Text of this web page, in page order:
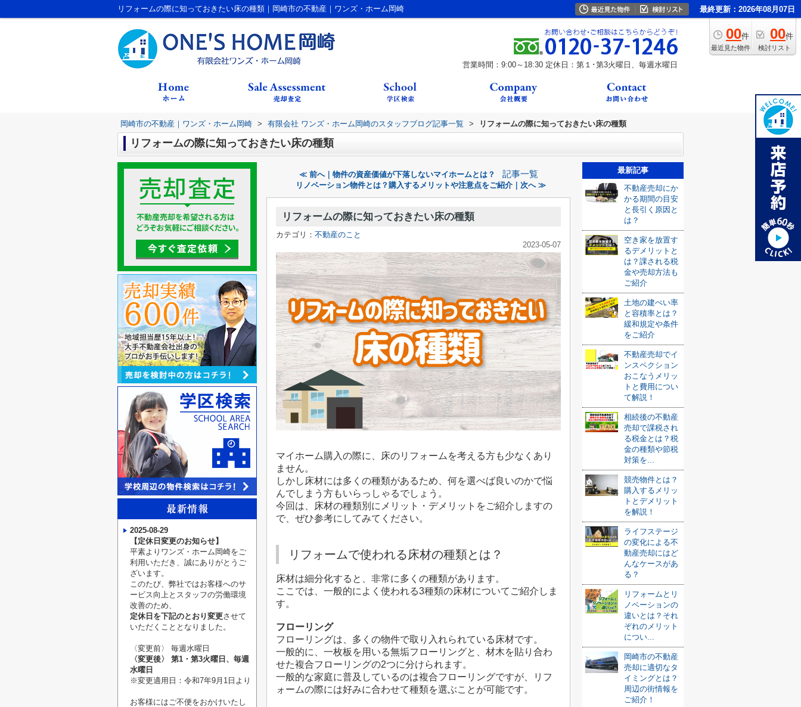
リフォームの際に知っておきたい床の種類｜岡崎市の不動産｜ワンズ・ホーム岡崎 最終更新：2026年08月07日
00件
最近見た物件
00件
検討リスト
営業時間：9:00～18:30 定休日：第１･第3火曜日、毎週水曜日
岡崎市の不動産｜ワンズ・ホーム岡崎 > 有限会社 ワンズ・ホーム岡崎のスタッフブログ記事一覧 > リフォームの際に知っておきたい床の種類
リフォームの際に知っておきたい床の種類
≪ 前へ｜物件の資産価値が下落しないマイホームとは？ 記事一覧
リノベーション物件とは？購入するメリットや注意点をご紹介｜次へ ≫
リフォームの際に知っておきたい床の種類
カテゴリ： 不動産のこと
2023-05-07
マイホーム購入の際に、床のリフォームを考える方も少なくあり
ません。
しかし床材には多くの種類があるため、何を選べば良いのかで悩
んでしまう方もいらっしゃるでしょう。
今回は、床材の種類別にメリット・デメリットをご紹介しますの
で、ぜひ参考にしてみてください。
リフォームで使われる床材の種類とは？
床材は細分化すると、非常に多くの種類があります。
ここでは、一般的によく使われる3種類の床材についてご紹介しま
す。
フローリング
フローリングは、多くの物件で取り入れられている床材です。
一般的に、一枚板を用いる無垢フローリングと、材木を貼り合わ
せた複合フローリングの2つに分けられます。
一般的な家庭に普及しているのは複合フローリングですが、リフ
ォームの際には好みに合わせて種類を選ぶことが可能です。
最新記事
不動産売却にか
かる期間の目安
と長引く原因と
は？
空き家を放置す
るデメリットと
は？課される税
金や売却方法も
ご紹介
土地の建ぺい率
と容積率とは？
緩和規定や条件
をご紹介
不動産売却でイ
ンスペクション
おこなうメリッ
トと費用につい
て解説！
相続後の不動産
売却で課税され
る税金とは？税
金の種類や節税
対策を...
競売物件とは？
購入するメリッ
トとデメリット
を解説！
ライフステージ
の変化による不
動産売却にはど
んなケースがあ
る？
リフォームとリ
ノベーションの
違いとは？それ
ぞれのメリット
につい...
岡崎市の不動産
売却に適切なタ
イミングとは？
周辺の街情報を
ご紹介！
2025-08-29
【定休日変更のお知らせ】
平素よりワンズ・ホーム岡崎をご
利用いただき、誠にありがとうご
ざいます。
このたび、弊社ではお客様へのサ
ービス向上とスタッフの労働環境
改善のため、
定休日を下記のとおり変更させて
いただくこととなりました。
〈変更前〉
毎週水曜日
〈変更後〉
第1・第3火曜日、毎週
水曜日
※変更適用日：令和7年9月1日より
お客様にはご不便をおかけいたし